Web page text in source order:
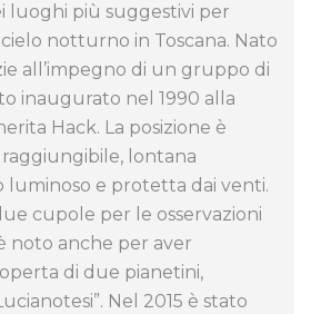
luoghi più suggestivi per
cielo notturno in Toscana. Nato
all’impegno di un gruppo di
inaugurato nel 1990 alla
Hack. La posizione è
lontana
luminoso e protetta dai venti.
cupole per le osservazioni
noto anche per aver
di due pianetini,
Nel 2015 è stato